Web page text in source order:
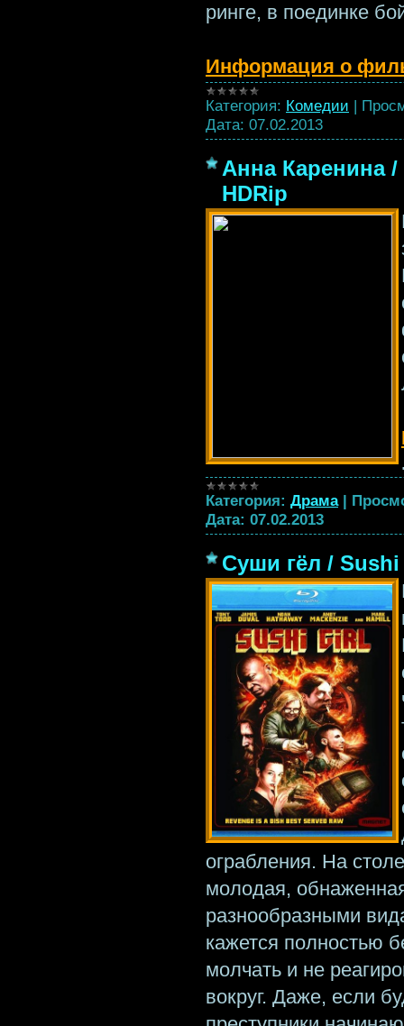
ринге, в поединке
Информация о
Категория: Комедии |
Дата: 07.02.2013
Анна Каренина /
HDRip
Категория: Драма |
Дата: 07.02.2013
Суши гёл / Sushi
ограбления. На
молодая,
разнообразными
кажется полностью
молчать и не
вокруг. Даже, если